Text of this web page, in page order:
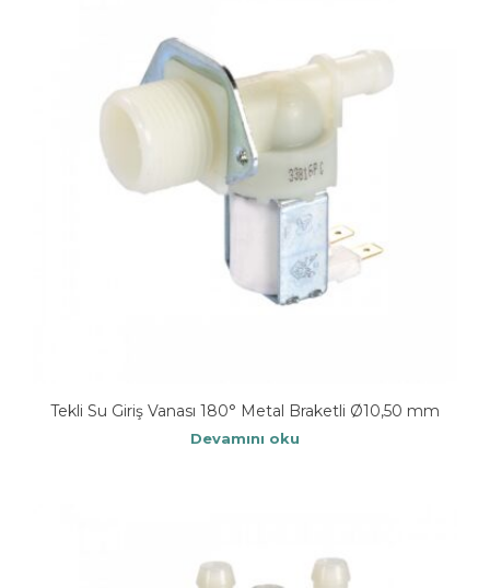
Tekli Su Giriş Vanası 180° Metal Braketli Ø10,50 mm
Devamını oku